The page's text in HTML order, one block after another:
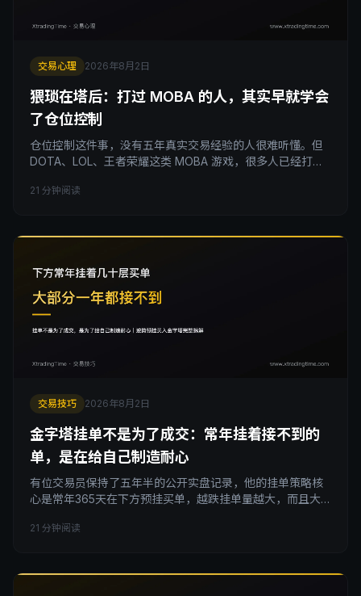
交易心理 2026年8月2日
猥琐在塔后：打过 MOBA 的人，其实早就学会
了仓位控制
仓位控制这件事，没有五年真实交易经验的人很难听懂。但
DOTA、LOL、王者荣耀这类 MOBA 游戏，很多人已经打了
塔杀人、不看小地图、不管迷雾里藏了几个人。这篇文章给
本区、大级别走势、无结构支撑重仓和多周期共振，帮你把
21 分钟阅读
交易技巧 2026年8月2日
金字塔挂单不是为了成交：常年挂着接不到的
单，是在给自己制造耐心
有位交易员保持了五年半的公开实盘记录，他的挂单策略核
心是常年365天在下方预挂买单，越跌挂单量越大，而且大
金字塔的完整结构：大小金字塔怎么嵌套、分批买入的间距
的不是顺势加仓金字塔。
21 分钟阅读